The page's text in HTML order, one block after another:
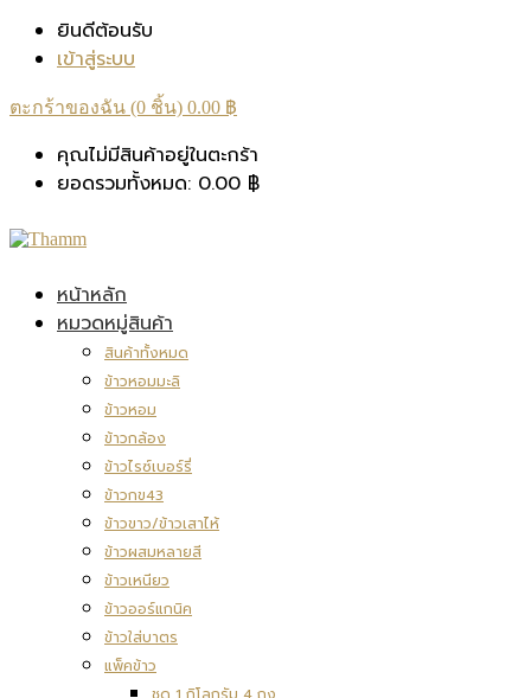
ยินดีต้อนรับ
เข้าสู่ระบบ
ตะกร้าของฉัน (0 ชิ้น) 0.00 ฿
คุณไม่มีสินค้าอยู่ในตะกร้า
ยอดรวมทั้งหมด: 0.00 ฿
หน้าหลัก
หมวดหมู่สินค้า
สินค้าทั้งหมด
ข้าวหอมมะลิ
ข้าวหอม
ข้าวกล้อง
ข้าวไรซ์เบอร์รี่
ข้าวกข43
ข้าวขาว/ข้าวเสาไห้
ข้าวผสมหลายสี
ข้าวเหนียว
ข้าวออร์แกนิค
ข้าวใส่บาตร
แพ็คข้าว